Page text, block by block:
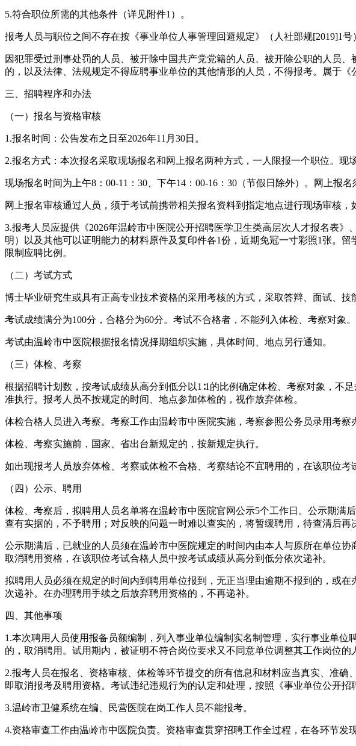
5.符合职位所需的其他条件（详见附件1）。
报考人员与职位之间不存在按《事业单位人事管理回避规定》（人社部规[2019]1号
因犯罪受过刑事处罚的人员、被开除中国共产党党籍的人员、被开除公职的人员
的，以及法律、法规规定不得应聘事业单位的其他情形的人员，不得报考。属于
三、招聘程序和办法
（一）报名与资格审核
1.报名时间：公告发布之日至2026年11月30日。
2.报名方式：本次报名采取现场报名和网上报名两种方式，一人限报一个职位。现
现场报名时间为上午8：00-11：30、下午14：00-16：30（节假日除外）。网上报
网上报名审核通过人员，须于考试前携带相关报名资料到指定地点进行现场审核，
3.报考人员应提供《2026年温岭市中医院公开招聘医学卫生类高层次人才报名表
明）以及其他可以证明能力的材料原件及复印件各1份，近期免冠一寸彩照1张。
限制应聘比例。
（二）考试方式
博士毕业研究生或具有正高专业技术资格的采用考核的方式，采取答辩、面试、技
考试成绩满分为100分，合格分为60分。考试不合格者，不能列入体检、考察对象
考试由温岭市中医院根据报名情况择期组织实施，具体时间、地点另行通知。
（三）体检、考察
根据招聘计划数，按考试成绩从高分到低分以1∶1的比例确定体检、考察对象，
准执行。报考人员不按规定的时间、地点参加体检的，视作放弃体检。
体检合格人员进入考察。考察工作由温岭市中医院实施，考察参照公务员录用考察
体检、考察实施前，国家、省出台新规定的，按新规定执行。
如出现报考人员放弃体检、考察或体检不合格、考察结论不宜聘用的，在该职位考
（四）公示、聘用
体检、考察后，拟聘用人员名单将在温岭市中医院官网公示5个工作日。公示期
查有实据的，不予聘用；对反映的问题一时难以查实的，将暂缓聘用，待查清后再
公示期满后，已就业的人员须在温岭市中医院规定的时间内由本人与原所在单位
取消聘用资格，在该职位考试合格人员中按考试成绩从高分到低分依次递补。
拟聘用人员必须在规定的时间内到聘用单位报到，无正当理由逾期不报到的，或
次递补。在办理聘用手续之后放弃聘用资格的，不再递补。
四、其他事项
1.本次聘用人员使用报备员额编制，列入事业单位编制实名制管理，实行事业单
的，取消聘用。试用期内，被证明不符合岗位要求又不同意单位调整其工作岗位的
2.报考人员在报名、资格审核、体检等环节提交的所有信息和材料应当真实、准
即取消报考及聘用资格。考试违纪违规行为的认定和处理，按照《事业单位公开
3.温岭市卫健系统在编、民营医院在岗工作人员不能报考。
4.资格审查工作由温岭市中医院负责。资格审查贯穿招聘工作全过程，在各环节